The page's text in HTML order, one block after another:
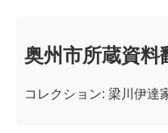
奥州市所蔵資料
コレクション: 梁川伊達